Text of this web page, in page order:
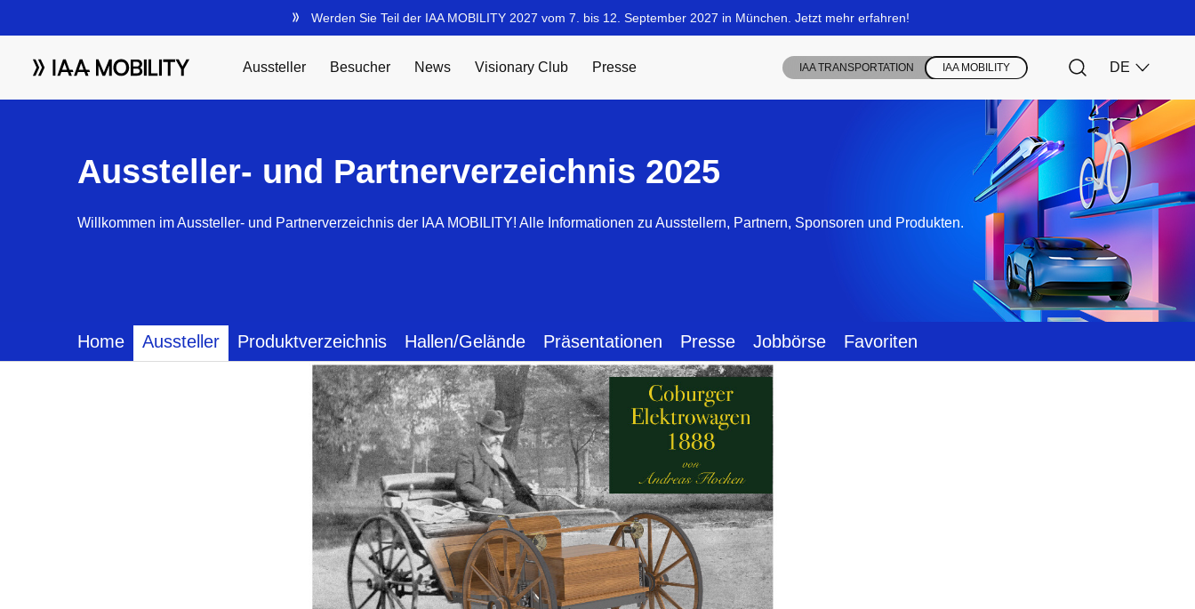
Aussteller- und Partnerverzeichnis 2025
Willkommen im Aussteller- und Partnerverzeichnis der IAA MOBILITY! Alle Informationen zu Ausstellern, Partnern, Sponsoren und Produkten.
Home Aussteller Produktverzeichnis Hallen/Gelände Präsentationen Presse Jobbörse Favoriten